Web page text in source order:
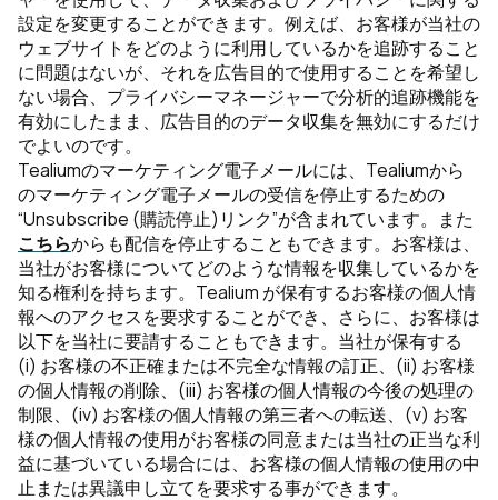
設定を変更することができます。例えば、お客様が当社の
ウェブサイトをどのように利用しているかを追跡すること
に問題はないが、それを広告目的で使用することを希望し
ない場合、プライバシーマネージャーで分析的追跡機能を
有効にしたまま、広告目的のデータ収集を無効にするだけ
でよいのです。
Tealiumのマーケティング電子メールには、Tealiumから
のマーケティング電子メールの受信を停止するための
“Unsubscribe (購読停止)リンク”が含まれています。また
こちらからも配信を停止することもできます。お客様は、
当社がお客様についてどのような情報を収集しているかを
知る権利を持ちます。Tealium が保有するお客様の個人情
報へのアクセスを要求することができ、さらに、お客様は
以下を当社に要請することもできます。当社が保有する
(i) お客様の不正確または不完全な情報の訂正、(ii) お客様
の個人情報の削除、(iii) お客様の個人情報の今後の処理の
制限、(iv) お客様の個人情報の第三者への転送、(v) お客
様の個人情報の使用がお客様の同意または当社の正当な利
益に基づいている場合には、お客様の個人情報の使用の中
止または異議申し立てを要求する事ができます。